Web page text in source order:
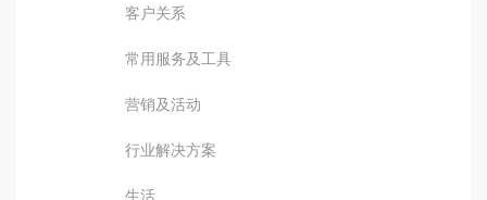
客户关系
常用服务及工具
营销及活动
行业解决方案
生活